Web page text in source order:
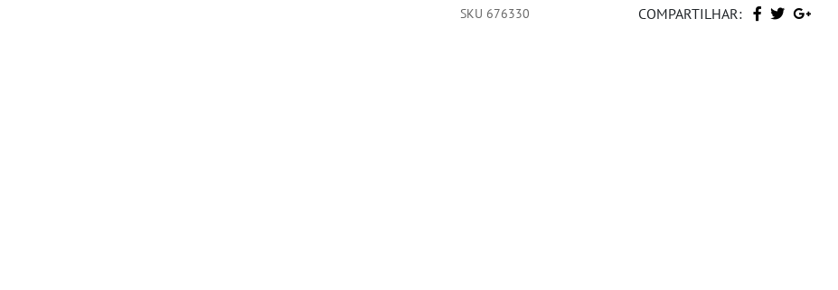
SKU 676330 COMPARTILHAR: